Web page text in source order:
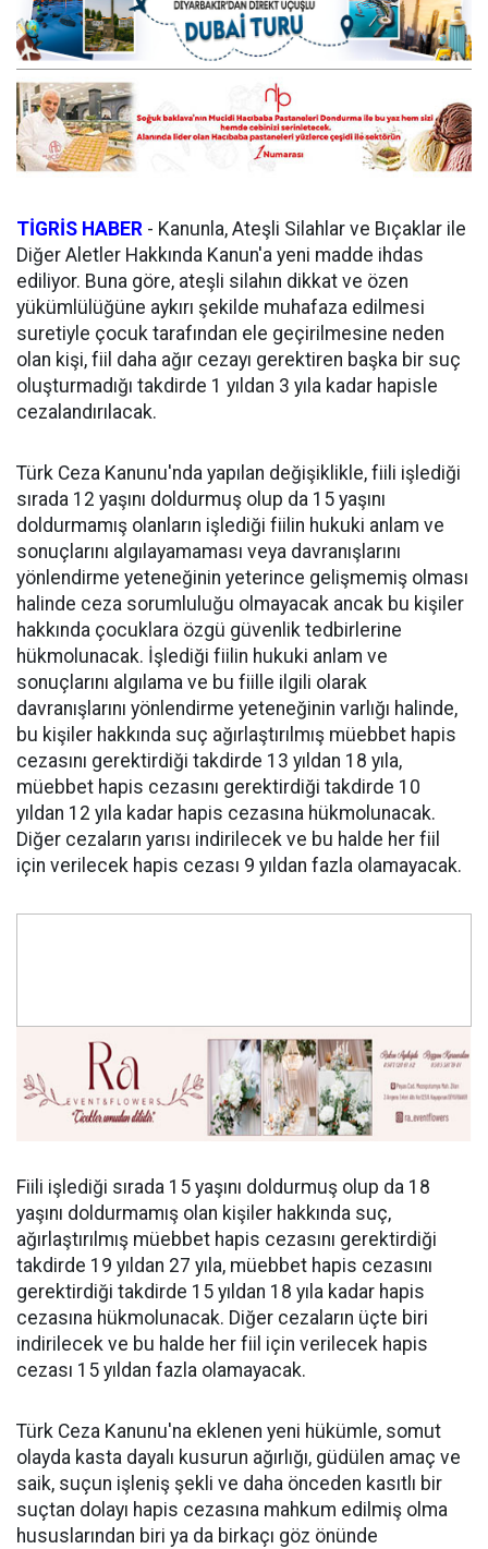
TİGRİS HABER - Kanunla, Ateşli Silahlar ve Bıçaklar ile
Diğer Aletler Hakkında Kanun'a yeni madde ihdas
ediliyor. Buna göre, ateşli silahın dikkat ve özen
yükümlülüğüne aykırı şekilde muhafaza edilmesi
suretiyle çocuk tarafından ele geçirilmesine neden
olan kişi, fiil daha ağır cezayı gerektiren başka bir suç
oluşturmadığı takdirde 1 yıldan 3 yıla kadar hapisle
cezalandırılacak.
Türk Ceza Kanunu'nda yapılan değişiklikle, fiili işlediği
sırada 12 yaşını doldurmuş olup da 15 yaşını
doldurmamış olanların işlediği fiilin hukuki anlam ve
sonuçlarını algılayamaması veya davranışlarını
yönlendirme yeteneğinin yeterince gelişmemiş olması
halinde ceza sorumluluğu olmayacak ancak bu kişiler
hakkında çocuklara özgü güvenlik tedbirlerine
hükmolunacak. İşlediği fiilin hukuki anlam ve
sonuçlarını algılama ve bu fiille ilgili olarak
davranışlarını yönlendirme yeteneğinin varlığı halinde,
bu kişiler hakkında suç ağırlaştırılmış müebbet hapis
cezasını gerektirdiği takdirde 13 yıldan 18 yıla,
müebbet hapis cezasını gerektirdiği takdirde 10
yıldan 12 yıla kadar hapis cezasına hükmolunacak.
Diğer cezaların yarısı indirilecek ve bu halde her fiil
için verilecek hapis cezası 9 yıldan fazla olamayacak.
Fiili işlediği sırada 15 yaşını doldurmuş olup da 18
yaşını doldurmamış olan kişiler hakkında suç,
ağırlaştırılmış müebbet hapis cezasını gerektirdiği
takdirde 19 yıldan 27 yıla, müebbet hapis cezasını
gerektirdiği takdirde 15 yıldan 18 yıla kadar hapis
cezasına hükmolunacak. Diğer cezaların üçte biri
indirilecek ve bu halde her fiil için verilecek hapis
cezası 15 yıldan fazla olamayacak.
Türk Ceza Kanunu'na eklenen yeni hükümle, somut
olayda kasta dayalı kusurun ağırlığı, güdülen amaç ve
saik, suçun işleniş şekli ve daha önceden kasıtlı bir
suçtan dolayı hapis cezasına mahkum edilmiş olma
hususlarından biri ya da birkaçı göz önünde